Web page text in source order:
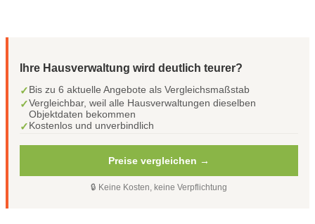
Ihre Hausverwaltung wird deutlich teurer?
✓Bis zu 6 aktuelle Angebote als Vergleichsmaßstab
✓Vergleichbar, weil alle Hausverwaltungen dieselben
Objektdaten bekommen
✓Kostenlos und unverbindlich
Preise vergleichen →
🔒 Keine Kosten, keine Verpflichtung